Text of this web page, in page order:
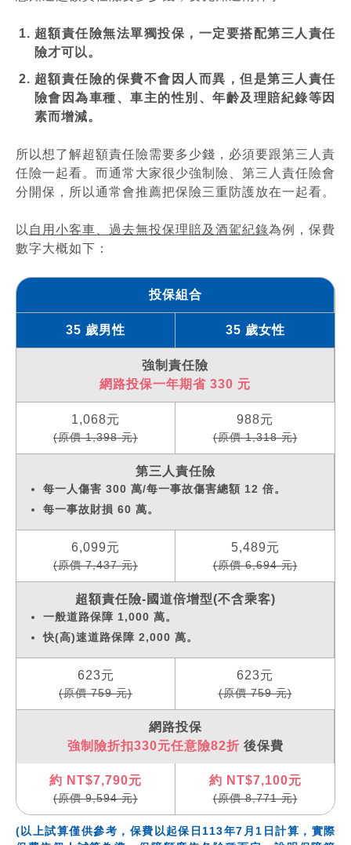
超額責任險無法單獨投保，一定要搭配第三人責任
險才可以。
超額責任險的保費不會因人而異，但是第三人責任
險會因為車種、車主的性別、年齡及理賠紀錄等因
素而增減。
所以想了解超額責任險需要多少錢，必須要跟第三人責
任險一起看。而通常大家很少強制險、第三人責任險會
分開保，所以通常會推薦把保險三重防護放在一起看。
以 自用小客車、過去無投保理賠及酒駕紀錄為例，保費
數字大概如下：
投保組合
35 歲男性 35 歲女性
強制責任險
網路投保一年期省 330 元
1,068元
(原價 1,398 元)
988元
(原價 1,318 元)
第三人責任險
每一人傷害 300 萬/每一事故傷害總額 12 倍。
每一事故財損 60 萬。
6,099元
(原價 7,437 元)
5,489元
(原價 6,694 元)
超額責任險-國道倍增型(不含乘客)
一般道路保障 1,000 萬。
快(高)速道路保障 2,000 萬。
623元
(原價 759 元)
623元
(原價 759 元)
網路投保
強制險折扣330元任意險82折 後保費
約 NT$7,790元
(原價 9,594 元)
約 NT$7,100元
(原價 8,771 元)
(以上試算僅供參考，保費以起保日113年7月1日計算，實際